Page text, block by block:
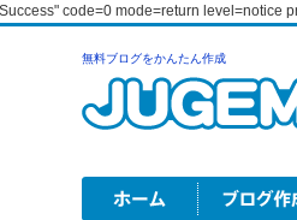
code=0 mode=return level=notice
無料ブログをかんたん作成